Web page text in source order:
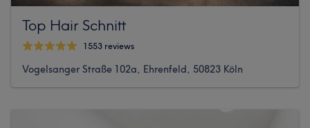
Top Hair Schnitt
1553 reviews
Vogelsanger Straße 102a, Ehrenfeld, 50823 Köln